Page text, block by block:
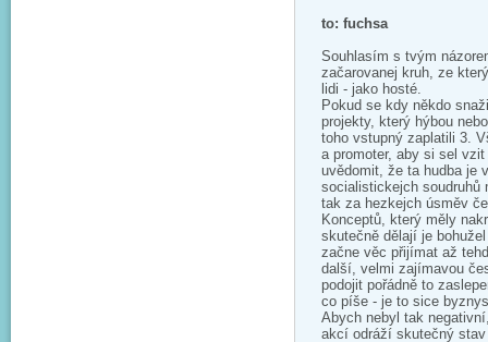
to: fuchsa
Souhlasím s tvým
začarovanej kruh, ze
lidi - jako hosté.
Pokud se kdy někdo
projekty, který hýbou
toho vstupný zaplatili 3.
a promoter, aby si sel
uvědomit, že ta hudba je
socialistickejch soudruhů
tak za hezkejch úsměv
Konceptů, který měly
skutečně dělají je
začne věc přijímat až
další, velmi zajímavou
podojit pořádně to
co píše - je to sice
Abych nebyl tak
akcí odráží skutečný